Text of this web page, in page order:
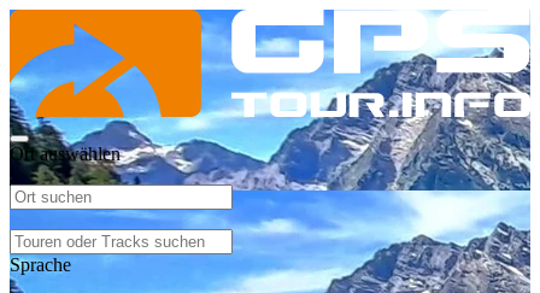
Ort auswählen
Sprache